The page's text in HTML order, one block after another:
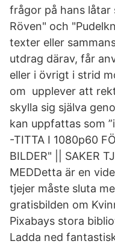
frågor på hans låtar
Röven" och
texter eller
utdrag därav, får
eller i övrigt i strid
om upplever att
skylla sig själva
kan uppfattas som
-TITTA I 1080p60
BILDER" || SAKER
MEDDetta är en
tjejer måste sluta
gratisbilden om
Pixabays stora
Ladda ned